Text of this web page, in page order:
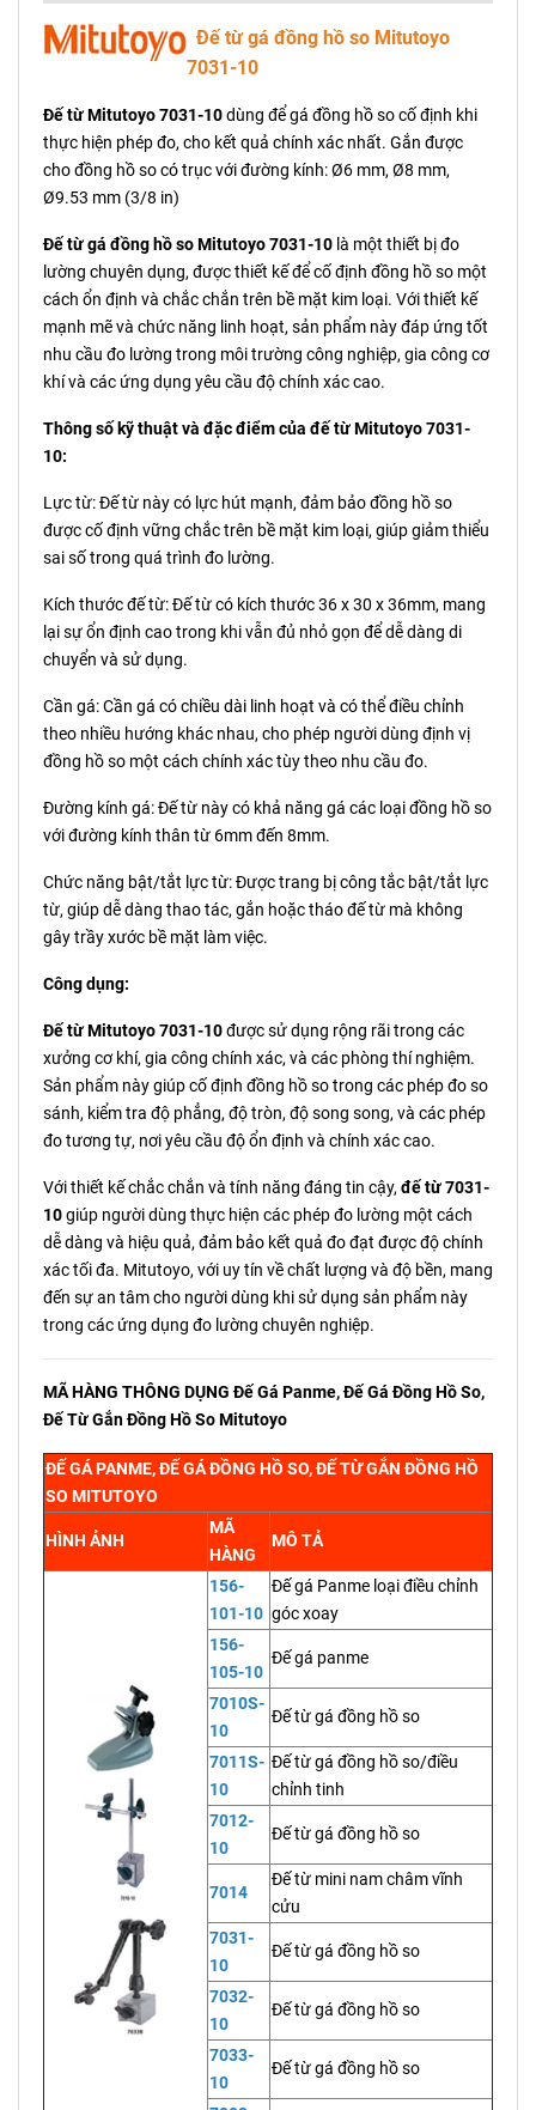
Đế từ gá đồng hồ so Mitutoyo
7031-10
Đế từ Mitutoyo 7031-10dùng để gá đồng hồ so cố định khi
thực hiện phép đo, cho kết quả chính xác nhất. Gắn được
cho đồng hồ so có trục với đường kính: Ø6 mm, Ø8 mm,
Ø9.53 mm (3/8 in)
Đế từ gá đồng hồ so Mitutoyo 7031-10 là một thiết bị đo
lường chuyên dụng, được thiết kế để cố định đồng hồ so một
cách ổn định và chắc chắn trên bề mặt kim loại. Với thiết kế
mạnh mẽ và chức năng linh hoạt, sản phẩm này đáp ứng tốt
nhu cầu đo lường trong môi trường công nghiệp, gia công cơ
khí và các ứng dụng yêu cầu độ chính xác cao.
Thông số kỹ thuật và đặc điểm của đế từ Mitutoyo 7031-
10:
Lực từ: Đế từ này có lực hút mạnh, đảm bảo đồng hồ so
được cố định vững chắc trên bề mặt kim loại, giúp giảm thiểu
sai số trong quá trình đo lường.
Kích thước đế từ: Đế từ có kích thước 36 x 30 x 36mm, mang
lại sự ổn định cao trong khi vẫn đủ nhỏ gọn để dễ dàng di
chuyển và sử dụng.
Cần gá: Cần gá có chiều dài linh hoạt và có thể điều chỉnh
theo nhiều hướng khác nhau, cho phép người dùng định vị
đồng hồ so một cách chính xác tùy theo nhu cầu đo.
Đường kính gá: Đế từ này có khả năng gá các loại đồng hồ so
với đường kính thân từ 6mm đến 8mm.
Chức năng bật/tắt lực từ: Được trang bị công tắc bật/tắt lực
từ, giúp dễ dàng thao tác, gắn hoặc tháo đế từ mà không
gây trầy xước bề mặt làm việc.
Công dụng:
Đế từ Mitutoyo 7031-10được sử dụng rộng rãi trong các
xưởng cơ khí, gia công chính xác, và các phòng thí nghiệm.
Sản phẩm này giúp cố định đồng hồ so trong các phép đo so
sánh, kiểm tra độ phẳng, độ tròn, độ song song, và các phép
đo tương tự, nơi yêu cầu độ ổn định và chính xác cao.
Với thiết kế chắc chắn và tính năng đáng tin cậy,đế từ 7031-
10giúp người dùng thực hiện các phép đo lường một cách
dễ dàng và hiệu quả, đảm bảo kết quả đo đạt được độ chính
xác tối đa. Mitutoyo, với uy tín về chất lượng và độ bền, mang
đến sự an tâm cho người dùng khi sử dụng sản phẩm này
trong các ứng dụng đo lường chuyên nghiệp.
MÃ HÀNG THÔNG DỤNG Đế Gá Panme, Đế Gá Đồng Hồ So,
Đế Từ Gắn Đồng Hồ So Mitutoyo
ĐẾ GÁ PANME, ĐẾ GÁ ĐỒNG HỒ SO, ĐẾ TỪ GẮN ĐỒNG HỒ
SO MITUTOYO
HÌNH ẢNH
MÃ
HÀNG
MÔ TẢ
156-
101-10
Đế gá Panme loại điều chỉnh
góc xoay
156-
105-10
Đế gá panme
7010S-
10
Đế từ gá đồng hồ so
7011S-
10
Đế từ gá đồng hồ so/điều
chỉnh tinh
7012-
10
Đế từ gá đồng hồ so
7014
Đế từ mini nam châm vĩnh
cửu
7031-
10
Đế từ gá đồng hồ so
7032-
10
Đế từ gá đồng hồ so
7033-
10
Đế từ gá đồng hồ so